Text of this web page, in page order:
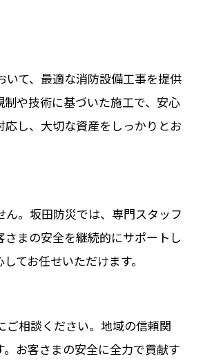
て、最適な消防設備工事を提供
や技術に基づいた施工で、安心
し、大切な資産をしっかりとお
。坂田防災では、専門スタッフ
まの安全を継続的にサポートし
てお任せいただけます。
相談ください。地域の信頼関
お客さまの安全に全力で貢献す